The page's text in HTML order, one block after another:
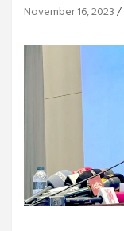
November 16, 2023